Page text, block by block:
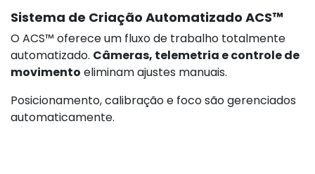
Sistema de Criação Automatizado ACS™
O ACS™ oferece um fluxo de trabalho totalmente
automatizado. Câmeras, telemetria e controle de
movimento eliminam ajustes manuais.
Posicionamento, calibração e foco são gerenciados
automaticamente.